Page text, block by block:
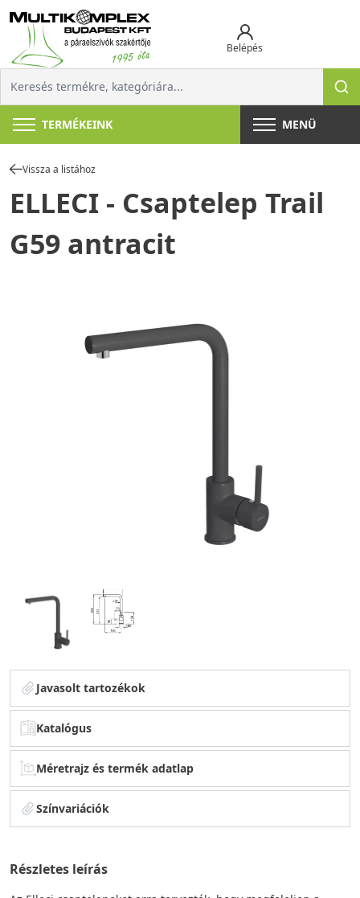
Belépés
TERMÉKEINK MENÜ
Vissza a listához
ELLECI - Csaptelep Trail
G59 antracit
Javasolt tartozékok
Katalógus
Méretrajz és termék adatlap
Színvariációk
Részletes leírás